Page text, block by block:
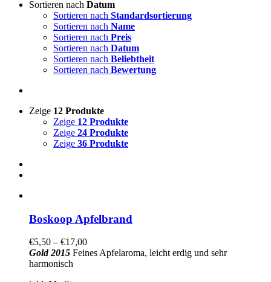
Sortieren nach Datum
Sortieren nach Standardsortierung
Sortieren nach Name
Sortieren nach Preis
Sortieren nach Datum
Sortieren nach Beliebtheit
Sortieren nach Bewertung
Zeige 12 Produkte
Zeige 12 Produkte
Zeige 24 Produkte
Zeige 36 Produkte
Boskoop Apfelbrand
€5,50 – €17,00
Gold 2015 Feines Apfelaroma, leicht erdig und sehr
harmonisch